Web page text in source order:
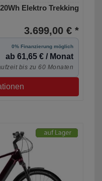
Elektro Trekking
3.699,00 € *
0% Finanzierung möglich
ab 61,65 € / Monat
bis zu 60 Monaten